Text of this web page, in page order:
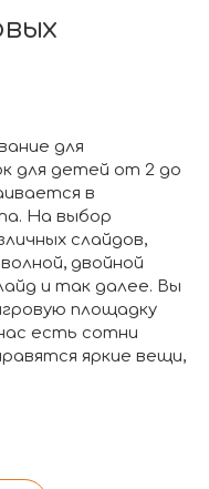
для
для детей от 2 до
в
На выбор
слайдов,
двойной
и так далее. Вы
площадку
есть сотни
яркие вещи,